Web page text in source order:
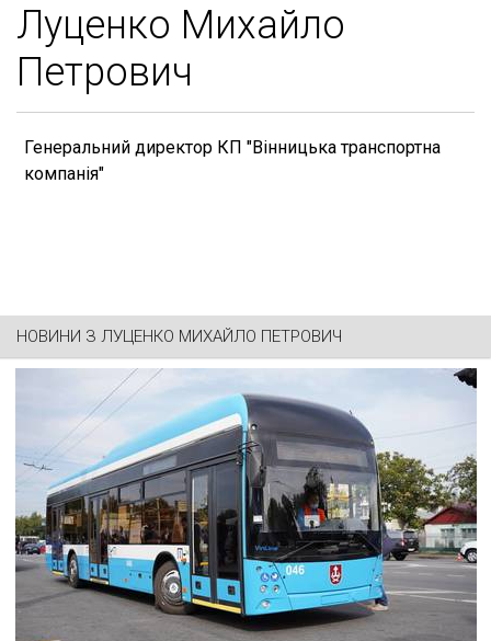
Луценко Михайло
Петрович
Генеральний директор КП "Вінницька транспортна
компанія"
НОВИНИ З ЛУЦЕНКО МИХАЙЛО ПЕТРОВИЧ